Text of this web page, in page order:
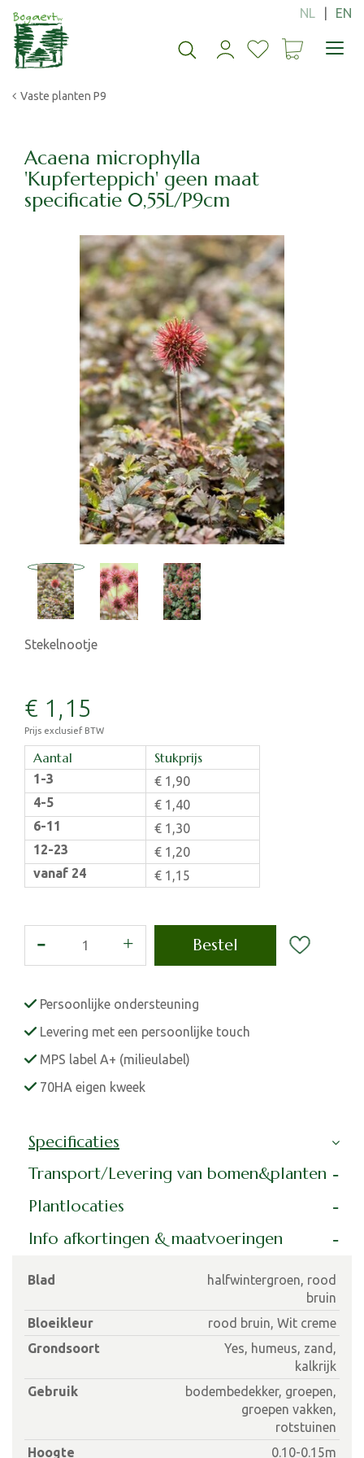
Vaste planten P9
Acaena microphylla
'Kupferteppich' geen maat
specificatie 0,55L/P9cm
Stekelnootje
€ 1 ,15
Prijs exclusief BTW
Aantal Stukprijs
1-3 € 1 90
4-5
€ 1 40
6-11
€ 1 30
12-23
€ 1 20
vanaf 24
€ 1 15
Persoonlijke ondersteuning
Levering met een persoonlijke touch
MPS label A+ (milieulabel)
70HA eigen kweek
Specificaties
Transport/Levering van bomen&planten
Plantlocaties
Info afkortingen & maatvoeringen
Blad
halfwintergroen, rood
bruin
Bloeikleur
rood bruin, Wit creme
Grondsoort
Yes, humeus, zand,
kalkrijk
Gebruik
bodembedekker, groepen,
groepen vakken,
rotstuinen
Hoogte
0.10-0.15m